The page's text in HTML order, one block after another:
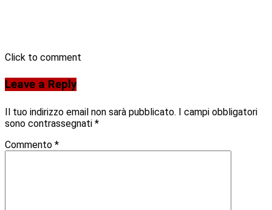
Click to comment
Leave a Reply
Il tuo indirizzo email non sarà pubblicato.
I campi obbligatori
sono contrassegnati *
Commento *